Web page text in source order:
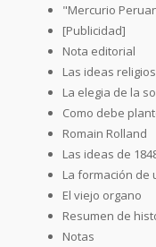
"Mercurio
[Publicidad]
Nota editorial
Las ideas
La elegia de la
Como debe
Romain Rolland
Las ideas de
La formación de
El viejo organo
Resumen de
Notas